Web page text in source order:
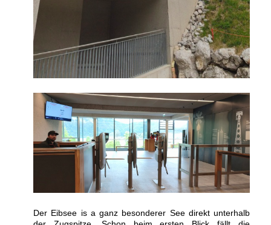
Der Eibsee is a ganz besonderer See direkt unterhalb